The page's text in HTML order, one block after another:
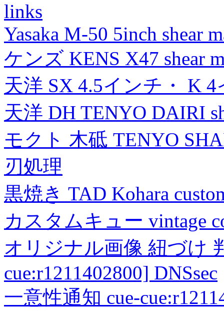
links
Yasaka M-50 5inch shear
ケンズ KENS X47 shear
天洋 SX 4.5インチ・ K
天洋 DH TENYO DAIRI
モクト 木砥 TENYO
刃処理
黒焼き TAD Kohara
カスタムキュー vintage
オリジナル画像 紐づけ
cue:r1211402800] DNSsec
一意性通知 cue-